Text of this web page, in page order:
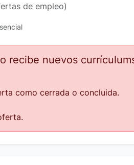
de empleo)
recibe nuevos
como cerrada o concluida.